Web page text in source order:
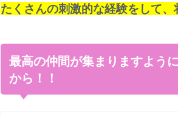
たくさんの刺激的な経験をして、
最高の仲間が集まりますよう
から！！